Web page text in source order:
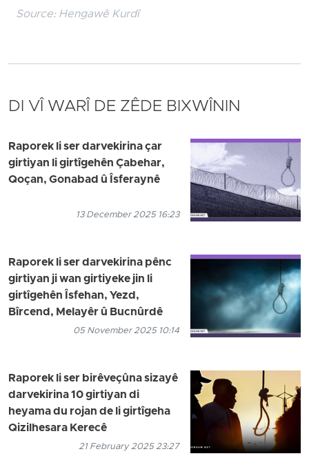
Source: Hengawê Kurdî
DI VÎ WARÎ DE ZÊDE BIXWÎNIN
Raporek li ser darvekirina çar
girtiyan li girtîgehên Çabehar,
Qoçan, Gonabad û Îsferaynê
13 December 2025 16:23
Raporek li ser darvekirina pênc
girtiyan ji wan girtiyeke jin li
girtîgehên Îsfehan, Yezd,
Bîrcend, Melayêr û Bucnûrdê
05 November 2025 10:14
Raporek li ser birêveçûna sizayê
darvekirina 10 girtiyan di
heyama du rojan de li girtîgeha
Qizilhesara Kerecê
21 February 2025 23:27